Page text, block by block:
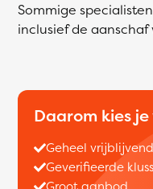
Sommige
inclusief de aanschaf
Daarom kies
Geheel vrijblijvend
Geverifieerde